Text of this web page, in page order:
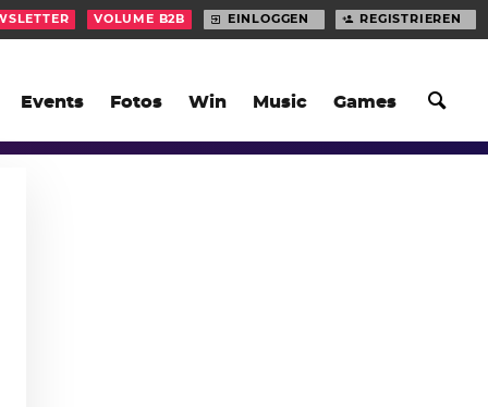
Events Fotos Win Music Games
VOLUME B2B EINLOGGEN REGISTRIEREN